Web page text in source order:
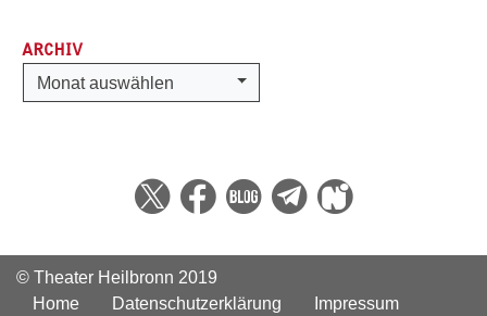
ARCHIV
Archiv
Monat auswählen
© Theater Heilbronn 2019
Home
Datenschutzerklärung Impressum